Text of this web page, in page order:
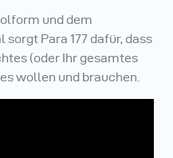
und dem
Para 177 dafür, dass
(oder Ihr gesamtes
wollen und brauchen.